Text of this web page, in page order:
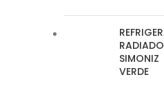
SIMONIZ
VERDE